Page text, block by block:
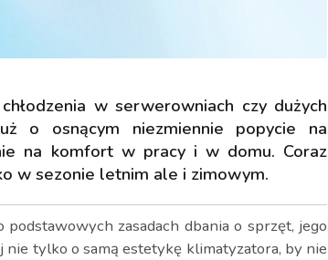
w serwerowniach czy dużych
o osnącym niezmiennie popycie na
na komfort w pracy i w domu. Coraz
w sezonie letnim ale i zimowym.
zasadach dbania o sprzęt, jego
tylko o samą estetykę klimatyzatora, by nie